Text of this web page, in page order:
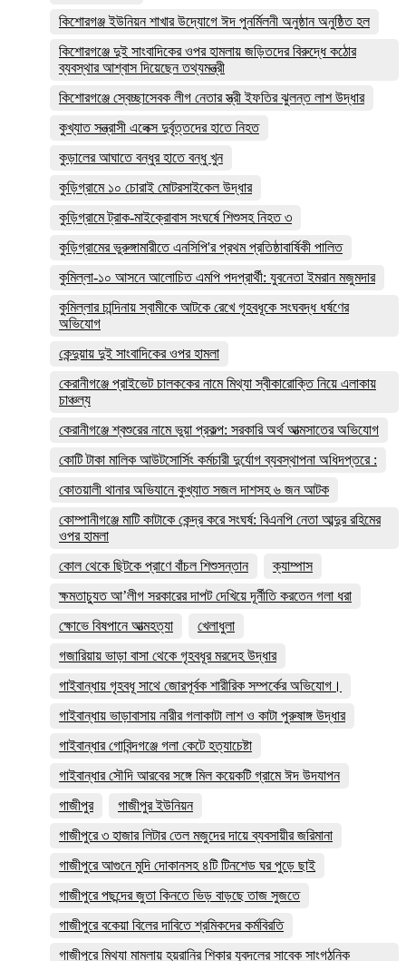
কিশোরগঞ্জ ইউনিয়ন শাখার উদ্যোগে ঈদ পুনর্মিলনী অনুষ্ঠান অনুষ্ঠিত হল
কিশোরগঞ্জে দুই সাংবাদিকের ওপর হামলায় জড়িতদের বিরুদ্ধে কঠোর
ব্যবস্থার আশ্বাস দিয়েছেন তথ্যমন্ত্রী
কিশোরগঞ্জে স্বেচ্ছাসেবক লীগ নেতার স্ত্রী ইফতির ঝুলন্ত লাশ উদ্ধার
কুখ্যাত সন্ত্রাসী এলেক্স দুর্বৃত্তদের হাতে নিহত
কুড়ালের আঘাতে বন্ধুর হাতে বন্ধু খুন
কুড়িগ্রামে ১০ চোরাই মোটরসাইকেল উদ্ধার
কুড়িগ্রামে ট্রাক-মাইক্রোবাস সংঘর্ষে শিশুসহ নিহত ৩
কুড়িগ্রামের ভুরুঙ্গামারীতে এনসিপি'র প্রথম প্রতিষ্ঠাবার্ষিকী পালিত
কুমিল্লা-১০ আসনে আলোচিত এমপি পদপ্রার্থী: যুবনেতা ইমরান মজুমদার
কুমিল্লার চান্দিনায় স্বামীকে আটকে রেখে গৃহবধূকে সংঘবদ্ধ ধর্ষণের
অভিযোগ
কেন্দুয়ায় দুই সাংবাদিকের ওপর হামলা
কেরানীগঞ্জে প্রাইভেট চালককের নামে মিথ্যা স্বীকারোক্তি নিয়ে এলাকায়
চাঞ্চল্য
কেরানীগঞ্জে শ্বশুরের নামে ভুয়া প্রকল্প: সরকারি অর্থ আত্মসাতের অভিযোগ
কোটি টাকা মালিক আউটসোর্সিং কর্মচারী দুর্যোগ ব্যবস্থাপনা অধিদপ্তরে :
কোতয়ালী থানার অভিযানে কুখ্যাত সজল দাশসহ ৬ জন আটক
কোম্পানীগঞ্জে মাটি কাটাকে কেন্দ্র করে সংঘর্ষ: বিএনপি নেতা আব্দুর রহিমের
ওপর হামলা
কোল থেকে ছিটকে প্রাণে বাঁচল শিশুসন্তান
ক্যাম্পাস
ক্ষমতাচ্যুত আ’লীগ সরকারের দাপট দেখিয়ে দূর্নীতি করতেন গলা ধরা
ক্ষোভে বিষপানে আত্মহত্যা
খেলাধুলা
গজারিয়ায় ভাড়া বাসা থেকে গৃহবধূর মরদেহ উদ্ধার
গাইবান্ধায় গৃহবধূ সাথে জোরপূর্বক শারীরিক সম্পর্কের অভিযোগ।
গাইবান্ধায় ভাড়াবাসায় নারীর গলাকাটা লাশ ও কাটা পুরুষাঙ্গ উদ্ধার
গাইবান্ধার গোবিন্দগঞ্জে গলা কেটে হত্যাচেষ্টা
গাইবান্ধার সৌদি আরবের সঙ্গে মিল কয়েকটি গ্রামে ঈদ উদযাপন
গাজীপুর
গাজীপুর ইউনিয়ন
গাজীপুরে ৩ হাজার লিটার তেল মজুদের দায়ে ব্যবসায়ীর জরিমানা
গাজীপুরে আগুনে মুদি দোকানসহ ৪টি টিনশেড ঘর পুড়ে ছাই
গাজীপুরে পছন্দের জুতা কিনতে ভিড় বাড়ছে তাজ সুজতে
গাজীপুরে বকেয়া বিলের দাবিতে শ্রমিকদের কর্মবিরতি
গাজীপুরে মিথ্যা মামলায় হয়রানির শিকার যুবদলের সাবেক সাংগঠনিক